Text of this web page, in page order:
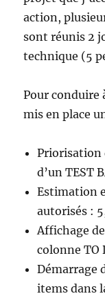
action,
sont réunis 2
technique (5
Pour conduire
mis en place
Priorisation
d’un TEST
Estimation
autorisés :
Affichage
colonne TO
Démarrage
items dans